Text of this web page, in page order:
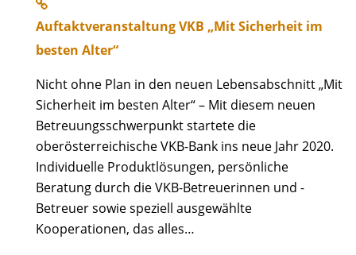
Auftaktveranstaltung VKB „Mit Sicherheit im
besten Alter“
Nicht ohne Plan in den neuen Lebensabschnitt „Mit
Sicherheit im besten Alter“ – Mit diesem neuen
Betreuungsschwerpunkt startete die
oberösterreichische VKB-Bank ins neue Jahr 2020.
Individuelle Produktlösungen, persönliche
Beratung durch die VKB-Betreuerinnen und -
Betreuer sowie speziell ausgewählte
Kooperationen, das alles…